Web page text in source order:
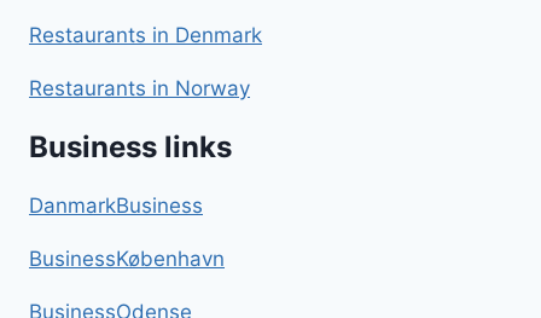
Restaurants in Denmark
Restaurants in Norway
Business links
DanmarkBusiness
BusinessKøbenhavn
BusinessOdense